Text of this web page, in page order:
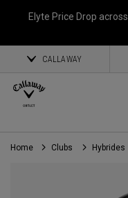
Elyte Price Drop across
CALLAWAY
Home Clubs Hybrides